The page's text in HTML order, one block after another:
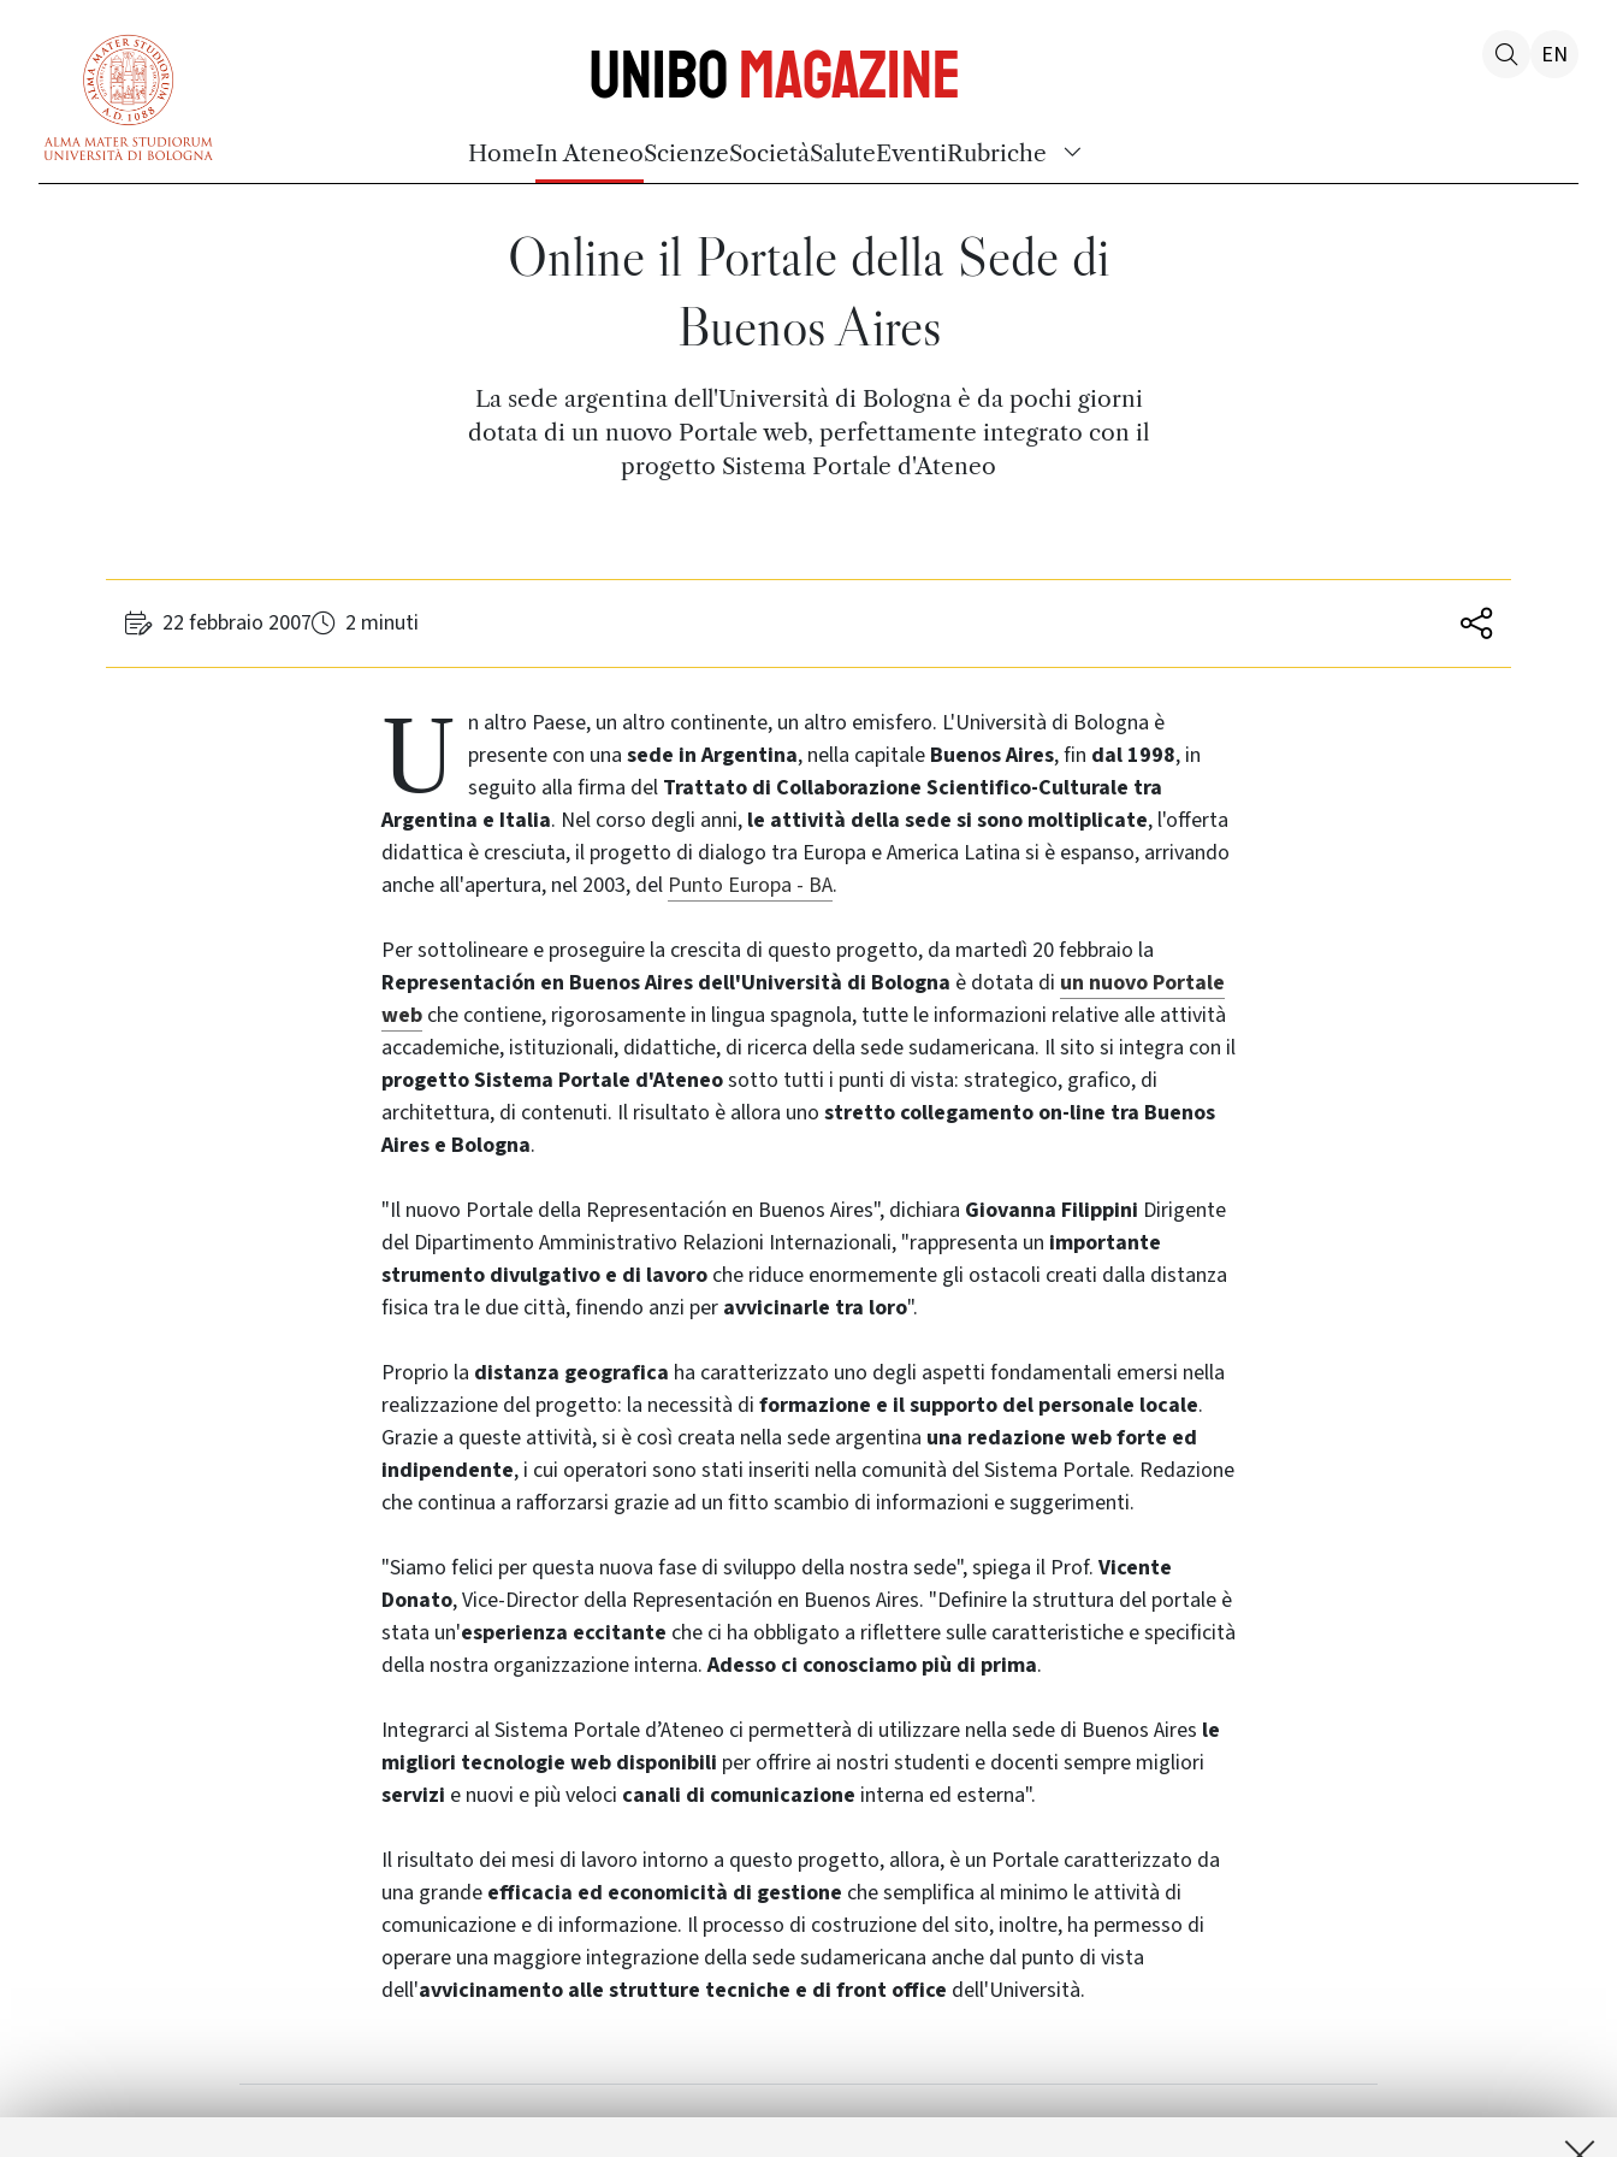
UniboMagazine
HomeIn AteneoScienzeSocietàSaluteEventiRubriche
EN
Online il Portale della Sede di
Buenos Aires
La sede argentina dell'Università di Bologna è da pochi giorni
dotata di un nuovo Portale web, perfettamente integrato con il
progetto Sistema Portale d'Ateneo
22 febbraio 2007 2 minuti
U n altro Paese, un altro continente, un altro emisfero. L'Università di Bologna è
presente con una sede in Argentina, nella capitale Buenos Aires, fin dal 1998, in
seguito alla firma del Trattato di Collaborazione Scientifico-Culturale tra
Argentina e Italia. Nel corso degli anni, le attività della sede si sono moltiplicate, l'offerta
didattica è cresciuta, il progetto di dialogo tra Europa e America Latina si è espanso, arrivando
anche all'apertura, nel 2003, del Punto Europa - BA.
Per sottolineare e proseguire la crescita di questo progetto, da martedì 20 febbraio la
Representación en Buenos Aires dell'Università di Bologna è dotata di un nuovo Portale
web che contiene, rigorosamente in lingua spagnola, tutte le informazioni relative alle attività
accademiche, istituzionali, didattiche, di ricerca della sede sudamericana. Il sito si integra con il
progetto Sistema Portale d'Ateneosotto tutti i punti di vista: strategico, grafico, di
architettura, di contenuti. Il risultato è allora uno stretto collegamento on-line tra Buenos
Aires e Bologna.
"Il nuovo Portale della Representación en Buenos Aires", dichiara Giovanna Filippini Dirigente
del Dipartimento Amministrativo Relazioni Internazionali, "rappresenta un importante
strumento divulgativo e di lavoro che riduce enormemente gli ostacoli creati dalla distanza
fisica tra le due città, finendo anzi per avvicinarle tra loro".
Proprio la distanza geografica ha caratterizzato uno degli aspetti fondamentali emersi nella
realizzazione del progetto: la necessità di formazione e il supporto del personale locale.
Grazie a queste attività, si è così creata nella sede argentina una redazione web forte ed
indipendente, i cui operatori sono stati inseriti nella comunità del Sistema Portale. Redazione
che continua a rafforzarsi grazie ad un fitto scambio di informazioni e suggerimenti.
"Siamo felici per questa nuova fase di sviluppo della nostra sede", spiega il Prof. Vicente
Donato,Vice-Director della Representación en Buenos Aires. "Definire la struttura del portale è
stata un'esperienza eccitante che ci ha obbligato a riflettere sulle caratteristiche e specificità
della nostra organizzazione interna.Adesso ci conosciamo più di prima.
Integrarci al Sistema Portale d’Ateneo ci permetterà di utilizzare nella sede di Buenos Aires le
migliori tecnologie web disponibili per offrire ai nostri studenti e docenti sempre migliori
servizi e nuovi e più veloci canali di comunicazione interna ed esterna".
Il risultato dei mesi di lavoro intorno a questo progetto, allora, è un Portale caratterizzato da
una grande efficacia ed economicità di gestione che semplifica al minimo le attività di
comunicazione e di informazione. Il processo di costruzione del sito, inoltre, ha permesso di
operare una maggiore integrazione della sede sudamericana anche dal punto di vista
dell'avvicinamento alle strutture tecniche e di front office dell'Università.